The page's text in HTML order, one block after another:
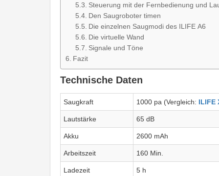
Steuerung mit der Fernbedienung und
Den Saugroboter timen
Die einzelnen Saugmodi des ILIFE A6
Die virtuelle Wand
Signale und Töne
Fazit
Technische Daten
Saugkraft 1000 pa (Vergleich: ILIFE
Lautstärke 65 dB
Akku 2600 mAh
Arbeitszeit 160 Min.
Ladezeit 5 h